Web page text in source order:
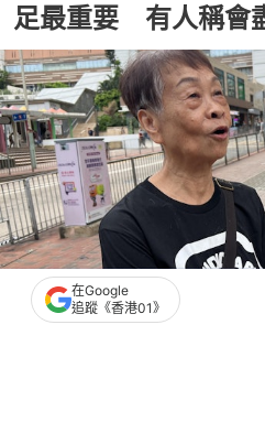
足最重要 有人稱會
在Google
追蹤《香港01》